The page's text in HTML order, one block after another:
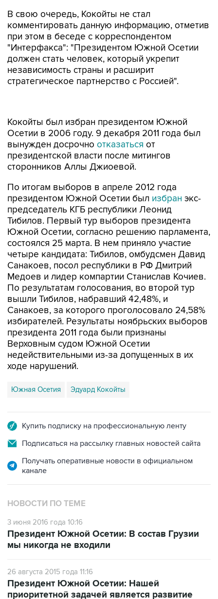
В свою очередь, Кокойты не стал
комментировать данную информацию, отметив
при этом в беседе с корреспондентом
"Интерфакса": "Президентом Южной Осетии
должен стать человек, который укрепит
независимость страны и расширит
стратегическое партнерство с Россией".
Кокойты был избран президентом Южной
Осетии в 2006 году. 9 декабря 2011 года был
вынужден досрочно отказаться от
президентской власти после митингов
сторонников Аллы Джиоевой.
По итогам выборов в апреле 2012 года
президентом Южной Осетии был избран экс-
председатель КГБ республики Леонид
Тибилов. Первый тур выборов президента
Южной Осетии, согласно решению парламента,
состоялся 25 марта. В нем приняло участие
четыре кандидата: Тибилов, омбудсмен Давид
Санакоев, посол республики в РФ Дмитрий
Медоев и лидер компартии Станислав Кочиев.
По результатам голосования, во второй тур
вышли Тибилов, набравший 42,48%, и
Санакоев, за которого проголосовало 24,58%
избирателей. Результаты ноябрьских выборов
президента 2011 года были признаны
Верховным судом Южной Осетии
недействительными из-за допущенных в их
ходе нарушений.
Южная Осетия Эдуард Кокойты
Купить подписку на профессиональную ленту
Подписаться на рассылку главных новостей сайта
Получать оперативные новости в официальном
канале
НОВОСТИ ПО ТЕМЕ
3 июня 2016 года 10:16
Президент Южной Осетии: В состав Грузии
мы никогда не входили
26 августа 2015 года 11:16
Президент Южной Осетии: Нашей
приоритетной задачей является развитие